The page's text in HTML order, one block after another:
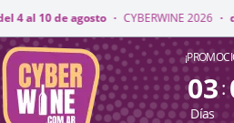
2026 · del 4 al 10 de agosto ·
CyberWine
03
Días
: